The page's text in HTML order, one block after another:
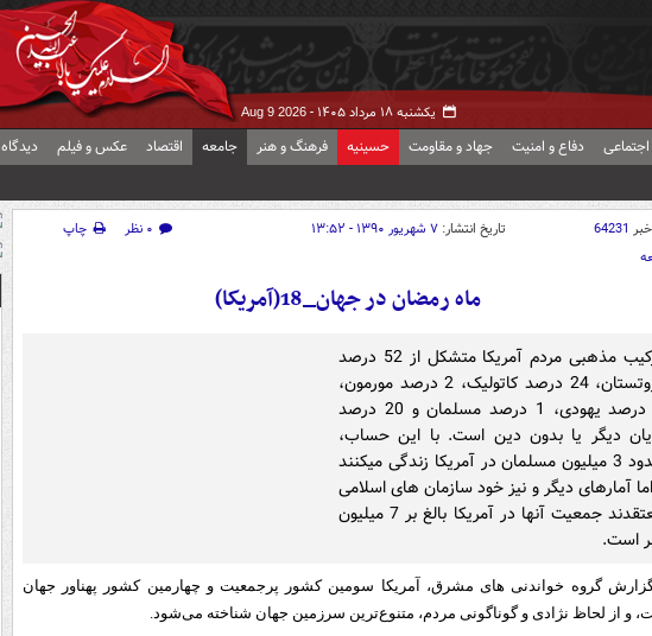
یکشنبه ۱۸ مرداد ۱۴۰۵ - Aug 9 2026
دفاع و امنیت جهاد و مقاومت حسینیه فرهنگ و هنر جامعه اقتصاد عکس و فیلم دیدگاه
64231 تاریخ انتشار: ۷ شهریور ۱۳۹۰ - ۱۳:۵۲ ۰ نظر
چاپ
ماه رمضان در جهان_18(آمریکا)
ترکیب مذهبی مردم آمریکا متشکل از 52 درصد
پروتستان، 24 درصد کاتولیک، 2 درصد مورمون،
2 درصد یهودی، 1 درصد مسلمان و 20 درصد
دیگر یا بدون دین است. با این حساب،
حدود 3 میلیون مسلمان در آمریکا زندگی می‏کنند
آمارهای دیگر و نیز خود سازمان‏ های اسلامی
معتقدند جمعیت آنها در آمریکا بالغ بر 7 میلیون
است.
گروه خواندنی های مشرق، آمریکا سومین کشور پرجمعیت و چهارمین کشور پهناور جهان
و از لحاظ نژادی و گوناگونی مردم، متنوع‌ترین سرزمین جهان شناخته می‌شود.